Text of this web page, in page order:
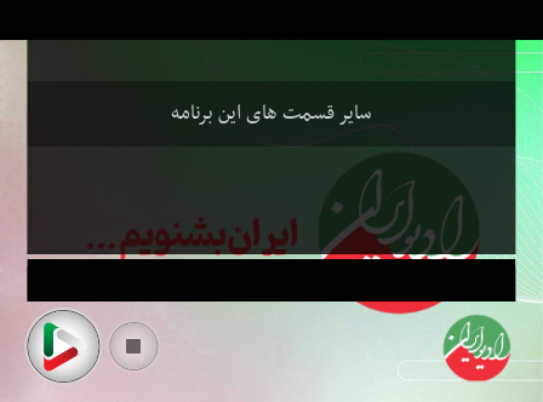
سایر قسمت های این برنامه